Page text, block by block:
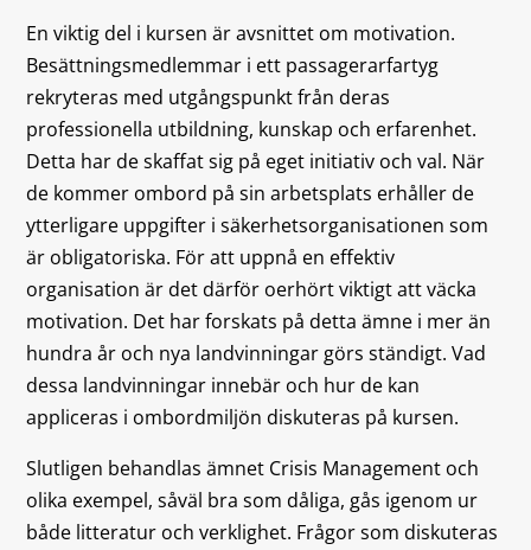
En viktig del i kursen är avsnittet om motivation.
Besättningsmedlemmar i ett passagerarfartyg
rekryteras med utgångspunkt från deras
professionella utbildning, kunskap och erfarenhet.
Detta har de skaffat sig på eget initiativ och val. När
de kommer ombord på sin arbetsplats erhåller de
ytterligare uppgifter i säkerhetsorganisationen som
är obligatoriska. För att uppnå en effektiv
organisation är det därför oerhört viktigt att väcka
motivation. Det har forskats på detta ämne i mer än
hundra år och nya landvinningar görs ständigt. Vad
dessa landvinningar innebär och hur de kan
appliceras i ombordmiljön diskuteras på kursen.
Slutligen behandlas ämnet Crisis Management och
olika exempel, såväl bra som dåliga, gås igenom ur
både litteratur och verklighet. Frågor som diskuteras